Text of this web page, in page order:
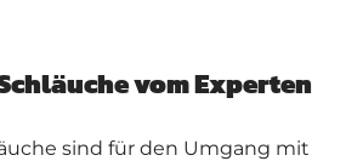
vom Experten
sind für den Umgang mit